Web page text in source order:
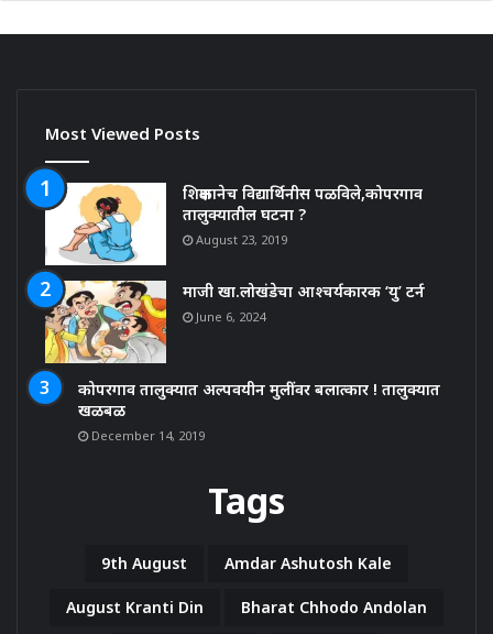
Most Viewed Posts
शिक्षकानेच विद्यार्थिनीस पळविले,कोपरगाव
तालुक्यातील घटना ?
August 23, 2019
माजी खा.लोखंडेचा आश्चर्यकारक ‘यु’ टर्न
June 6, 2024
कोपरगाव तालुक्यात अल्पवयीन मुलींवर बलात्कार ! तालुक्यात
खळबळ
December 14, 2019
Tags
9th August Amdar Ashutosh Kale
August Kranti Din Bharat Chhodo Andolan